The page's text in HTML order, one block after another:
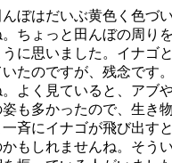
んぼはだいぶ黄色く色づ
。ちょっと田んぼの周り
うに思いました。イナゴ
いたのですが、残念です
。よく見ていると、アブ
姿も多かったので、生き
一斉にイナゴが飛び出す
かもしれませんね。そう